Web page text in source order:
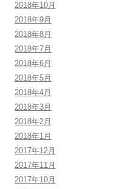
2018年10月
2018年9月
2018年8月
2018年7月
2018年6月
2018年5月
2018年4月
2018年3月
2018年2月
2018年1月
2017年12月
2017年11月
2017年10月